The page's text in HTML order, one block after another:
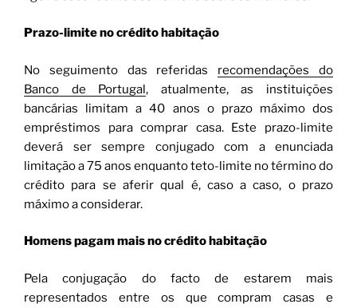
Prazo-limite no crédito habitação
No seguimento das referidas recomendações do
Banco de Portugal, atualmente, as instituições
bancárias limitam a 40 anos o prazo máximo dos
empréstimos para comprar casa. Este prazo-limite
deverá ser sempre conjugado com a enunciada
limitação a 75 anos enquanto teto-limite no término do
crédito para se aferir qual é, caso a caso, o prazo
máximo a considerar.
Homens pagam mais no crédito habitação
Pela conjugação do facto de estarem mais
representados entre os que compram casas e